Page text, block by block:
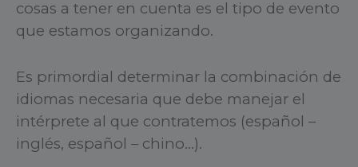
cosas a tener en cuenta es el tipo de evento
que estamos organizando.
Es primordial determinar la combinación de
idiomas necesaria que debe manejar el
intérprete al que contratemos (español –
inglés, español – chino…).